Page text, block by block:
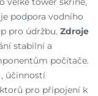
podpora vodního
pro údržbu. Zdroje
stabilní a
počítače.
účinností
pro připojení k